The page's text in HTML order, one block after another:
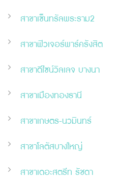
สาขาเซ็นทรัลพระราม2
สาขาฟิวเจอร์พาร์ครังสิต
สาขาดีไซน์วิลเลจ บางนา
สาขาเมืองทองธานี
สาขาเกษตร-นวมินทร์
สาขาโลตัสบางใหญ่
สาขาเดอะสตรีท รัชดา